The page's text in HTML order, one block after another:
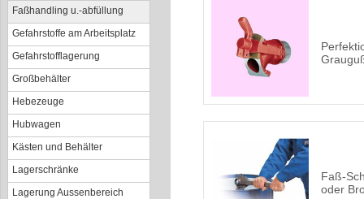
Faßhandling u.-abfüllung
Gefahrstoffe am Arbeitsplatz
Gefahrstofflagerung
Großbehälter
Hebezeuge
Hubwagen
Kästen und Behälter
Lagerschränke
Lagerung Aussenbereich
Faß-
oder